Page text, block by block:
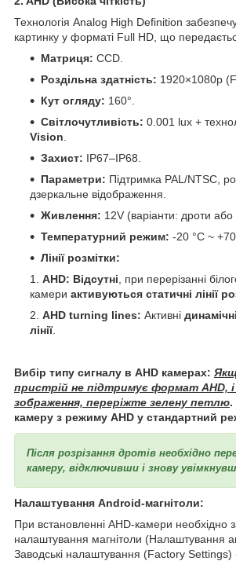
Технологія Analog High Definition
картинку у форматі Full HD, що
Матриця: CCD.
Роздільна здатність: 1920×1080p
Кут огляду: 160°.
Світлочутливість: 0.001 lux +
Vision
Захист: IP67–IP68.
Параметри: Підтримка PAL/NTSC,
дзеркальне відображення.
Живлення: 12V (варіанти: дроти або
Температурний режим: -20 °C ~ +70
Лінії розмітки:
AHD: Відсутні , при перерізанні
камери активуються статичні лінії
AHD turning lines: Активні
лінії.
Вибір типу сигналу в AHD камерах:
пристрій не підтримує формат AHD, і
зображення, переріжте зелену петлю.
камеру з режиму AHD у стандартний
Після розрізання дротів необхідно
камеру, відключивши і знову
Налаштування Android-магнітоли:
При встановленні AHD-камери необхідно
налаштування магнітоли (Налаштування
Заводські налаштування (Factory